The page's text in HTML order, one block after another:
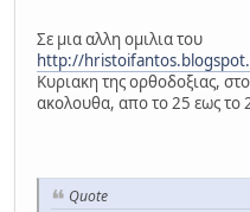
Σε μια αλλη ομιλια του
http://
Κυριακη της ορθοδοξιας,
ακολουθα, απο το 25 εως το
Quote